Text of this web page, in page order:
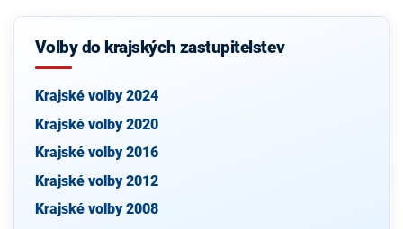
Volby do krajských zastupitelstev
Krajské volby 2024
Krajské volby 2020
Krajské volby 2016
Krajské volby 2012
Krajské volby 2008